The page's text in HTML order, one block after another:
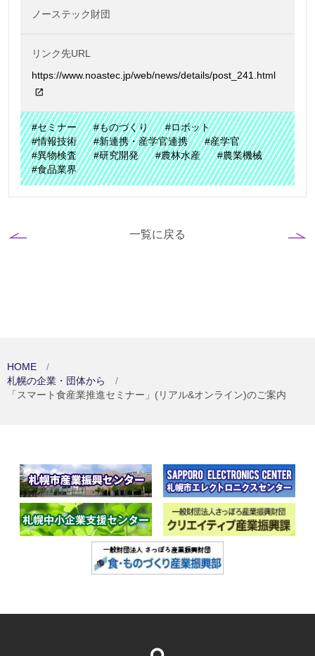
ノーステック財団
リンク先URL
https://www.noastec.jp/web/news/details/post_241.html
#セミナー #ものづくり
#ロボット
#情報技術
#新連携・産学官連携
#産学官
#異物検査
#研究開発 #農林水産
#農業機械
#食品業界
一覧に戻る
HOME
札幌の企業・団体から
「スマート食産業推進セミナー」(リアル&オンライン)のご案内